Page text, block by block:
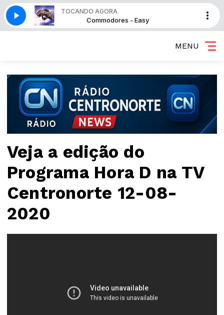
TOCANDO AGORA
Commodores - Easy
MENU
Veja a edição do
Programa Hora D na TV
Centronorte 12-08-
2020